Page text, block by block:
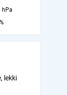
hPa
lekki